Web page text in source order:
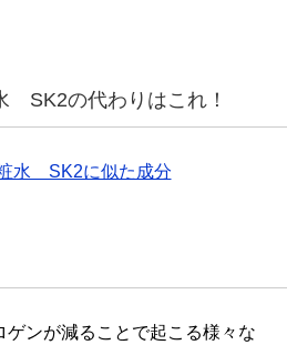
SK2の代わりはこれ！
ンが減ることで起こる様々な